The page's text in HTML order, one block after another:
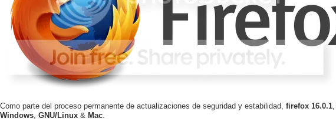
Como parte del proceso permanente de actualizaciones de seguridad y estabilidad, firefox 16.0.1
Windows GNU/Linux & Mac